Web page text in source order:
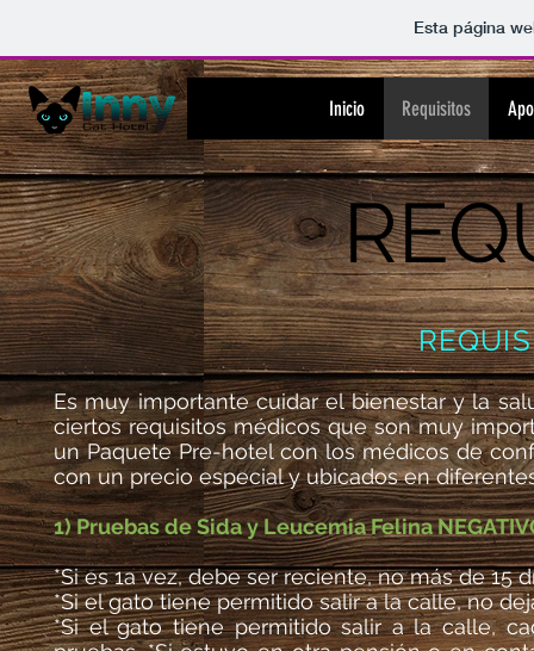
Esta página
Inicio Requisitos
Es muy importante cuidar el bienestar y la
ciertos requisitos médicos que son muy
un Paquete Pre-hotel con los médicos de
con un precio especial y ubicados en
1) Pruebas de Sida y Leucemia Felina
*Si es 1a vez, debe ser reciente, no más de 15
*Si el gato tiene permitido salir a la calle, no
*Si el gato tiene permitido salir a la calle,